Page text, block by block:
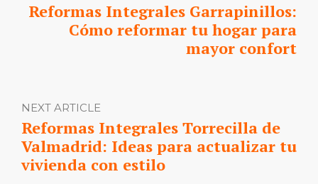
Reformas Integrales Garrapinillos:
Cómo reformar tu hogar para
mayor confort
NEXT ARTICLE
Reformas Integrales Torrecilla de
Valmadrid: Ideas para actualizar tu
vivienda con estilo